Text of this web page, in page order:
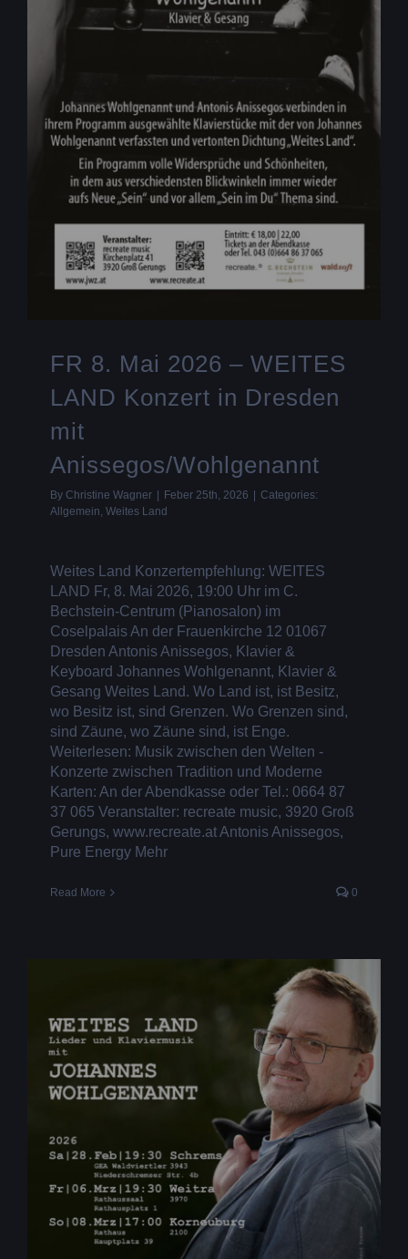
FR 8. Mai 2026 – WEITES
LAND Konzert in Dresden
mit
Anissegos/Wohlgenannt
By Christine Wagner Feber 25th, 2026
Categories:
Allgemein, Weites Land
Weites Land Konzertempfehlung: WEITES
LAND Fr, 8. Mai 2026, 19:00 Uhr im C.
Bechstein-Centrum (Pianosalon) im
Coselpalais An der Frauenkirche 12 01067
Dresden Antonis Anissegos, Klavier &
Keyboard Johannes Wohlgenannt, Klavier &
Gesang Weites Land. Wo Land ist, ist Besitz,
wo Besitz ist, sind Grenzen. Wo Grenzen sind,
sind Zäune, wo Zäune sind, ist Enge.
Weiterlesen: Musik zwischen den Welten -
Konzerte zwischen Tradition und Moderne
Karten: An der Abendkasse oder Tel.: 0664 87
37 065 Veranstalter: recreate music, 3920 Groß
Gerungs, www.recreate.at Antonis Anissegos,
Pure Energy Mehr
Read More 0